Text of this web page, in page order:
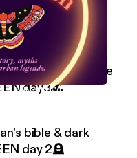
SUMMERWEEN day 4🔮
//
ghostships & the
day3🌊
bible & dark
day 2🪦